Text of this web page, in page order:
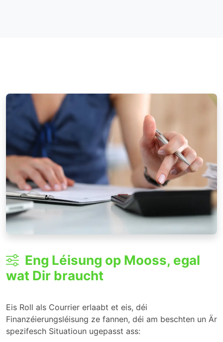
Eng Léisung op Mooss, egal
wat Dir braucht
Eis Roll als Courrier erlaabt et eis, déi
Finanzéierungsléisung ze fannen, déi am beschten un Är
spezifesch Situatioun ugepasst ass: